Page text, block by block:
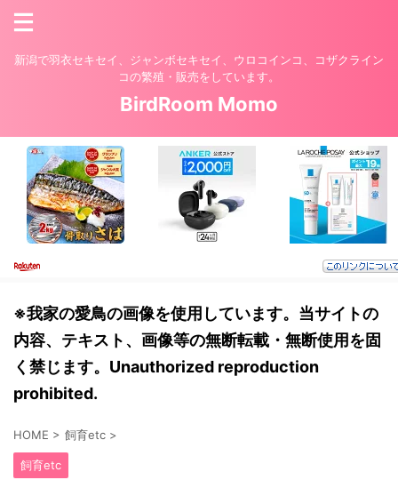
新潟で羽衣セキセイ、ジャンボセキセイ、ウロコインコ、コザクライン
コの繁殖・販売をしています。
BirdRoom Momo
※我家の愛鳥の画像を使用しています。当サイトの
内容、テキスト、画像等の無断転載・無断使用を固
く禁じます。Unauthorized reproduction
prohibited.
HOME > 飼育etc >
飼育etc